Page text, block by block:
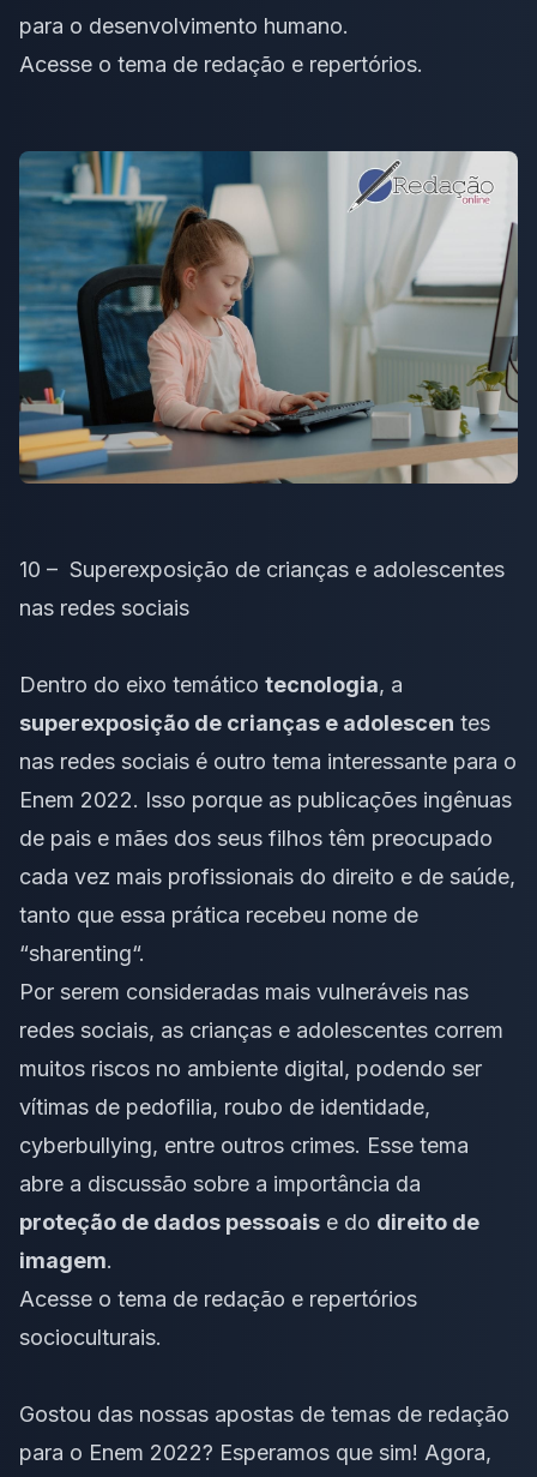
para o desenvolvimento humano.
Acesse o tema de redação e repertórios.
10 – Superexposição de crianças e adolescentes
nas redes sociais
Dentro do eixo temático tecnologia, a
superexposição de crianças e adolescen tes
nas redes sociais é outro tema interessante para o
Enem 2022. Isso porque as publicações ingênuas
de pais e mães dos seus filhos têm preocupado
cada vez mais profissionais do direito e de saúde,
tanto que essa prática recebeu nome de
“sharenting“.
Por serem consideradas mais vulneráveis nas
redes sociais, as crianças e adolescentes correm
muitos riscos no ambiente digital, podendo ser
vítimas de pedofilia, roubo de identidade,
cyberbullying, entre outros crimes. Esse tema
abre a discussão sobre a importância da
proteção de dados pessoais e do direito de
imagem.
Acesse o tema de redação e repertórios
socioculturais.
Gostou das nossas apostas de temas de redação
para o Enem 2022? Esperamos que sim! Agora,